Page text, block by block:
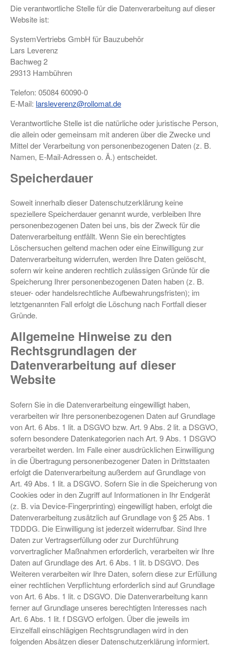
Die verantwortliche Stelle für die Datenverarbeitung auf dieser
Website ist:
SystemVertriebs GmbH für Bauzubehör
Lars Leverenz
Bachweg 2
29313 Hambühren
Telefon: 05084 60090-0
E-Mail: larsleverenz@rollomat.de
Verantwortliche Stelle ist die natürliche oder juristische Person,
die allein oder gemeinsam mit anderen über die Zwecke und
Mittel der Verarbeitung von personenbezogenen Daten (z. B.
Namen, E-Mail-Adressen o. Ä.) entscheidet.
Speicherdauer
Soweit innerhalb dieser Datenschutzerklärung keine
speziellere Speicherdauer genannt wurde, verbleiben Ihre
personenbezogenen Daten bei uns, bis der Zweck für die
Datenverarbeitung entfällt. Wenn Sie ein berechtigtes
Löschersuchen geltend machen oder eine Einwilligung zur
Datenverarbeitung widerrufen, werden Ihre Daten gelöscht,
sofern wir keine anderen rechtlich zulässigen Gründe für die
Speicherung Ihrer personenbezogenen Daten haben (z. B.
steuer- oder handelsrechtliche Aufbewahrungsfristen); im
letztgenannten Fall erfolgt die Löschung nach Fortfall dieser
Gründe.
Allgemeine Hinweise zu den
Rechtsgrundlagen der
Datenverarbeitung auf dieser
Website
Sofern Sie in die Datenverarbeitung eingewilligt haben,
verarbeiten wir Ihre personenbezogenen Daten auf Grundlage
von Art. 6 Abs. 1 lit. a DSGVO bzw. Art. 9 Abs. 2 lit. a DSGVO,
sofern besondere Datenkategorien nach Art. 9 Abs. 1 DSGVO
verarbeitet werden. Im Falle einer ausdrücklichen Einwilligung
in die Übertragung personenbezogener Daten in Drittstaaten
erfolgt die Datenverarbeitung außerdem auf Grundlage von
Art. 49 Abs. 1 lit. a DSGVO. Sofern Sie in die Speicherung von
Cookies oder in den Zugriff auf Informationen in Ihr Endgerät
(z. B. via Device-Fingerprinting) eingewilligt haben, erfolgt die
Datenverarbeitung zusätzlich auf Grundlage von § 25 Abs. 1
TDDDG. Die Einwilligung ist jederzeit widerrufbar. Sind Ihre
Daten zur Vertragserfüllung oder zur Durchführung
vorvertraglicher Maßnahmen erforderlich, verarbeiten wir Ihre
Daten auf Grundlage des Art. 6 Abs. 1 lit. b DSGVO. Des
Weiteren verarbeiten wir Ihre Daten, sofern diese zur Erfüllung
einer rechtlichen Verpflichtung erforderlich sind auf Grundlage
von Art. 6 Abs. 1 lit. c DSGVO. Die Datenverarbeitung kann
ferner auf Grundlage unseres berechtigten Interesses nach
Art. 6 Abs. 1 lit. f DSGVO erfolgen. Über die jeweils im
Einzelfall einschlägigen Rechtsgrundlagen wird in den
folgenden Absätzen dieser Datenschutzerklärung informiert.